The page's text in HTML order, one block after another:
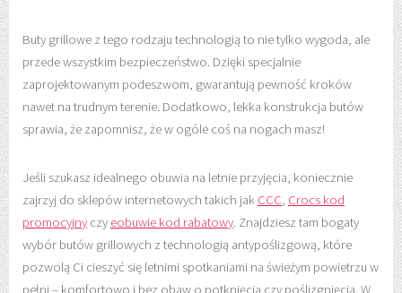
Buty grillowe z tego rodzaju technologią to nie tylko wygoda, ale
przede wszystkim bezpieczeństwo. Dzięki specjalnie
zaprojektowanym podeszwom, gwarantują pewność kroków
nawet na trudnym terenie. Dodatkowo, lekka konstrukcja butów
sprawia, że zapomnisz, że w ogóle coś na nogach masz!
Jeśli szukasz idealnego obuwia na letnie przyjęcia, koniecznie
zajrzyj do sklepów internetowych takich jak CCC, Crocs kod
promocyjny czy eobuwie kod rabatowy. Znajdziesz tam bogaty
wybór butów grillowych z technologią antypoślizgową, które
pozwolą Ci cieszyć się letnimi spotkaniami na świeżym powietrzu w